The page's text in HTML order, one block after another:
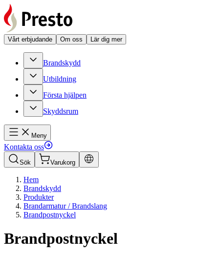
Vårt erbjudande Om oss Lär dig mer
Brandskydd
Utbildning
Första hjälpen
Skyddsrum
Meny
Kontakta oss
Sök Varukorg
Hem
Brandskydd
Produkter
Brandarmatur / Brandslang
Brandpostnyckel
Brandpostnyckel